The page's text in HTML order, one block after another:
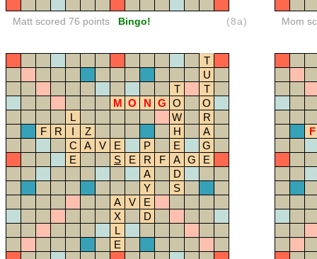
Matt scored 76 points Bingo! (8a) Mom
T
U
T
T
M O N G O
O
L
W
R
F
R I Z H
A
C
A V E P E
G
E
S E R F A G
E
A
D
Y
S
A
V
E
X
D
L
E
F